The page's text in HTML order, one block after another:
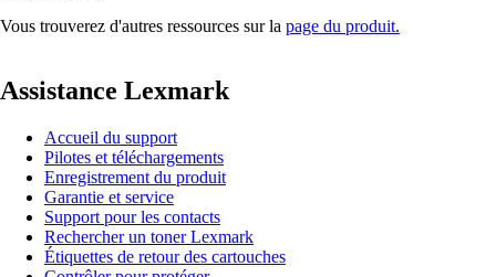
Vous trouverez d'autres ressources sur la page du produit.
Assistance Lexmark
Accueil du support
Pilotes et téléchargements
Enregistrement du produit
Garantie et service
Support pour les contacts
Rechercher un toner Lexmark
Étiquettes de retour des cartouches